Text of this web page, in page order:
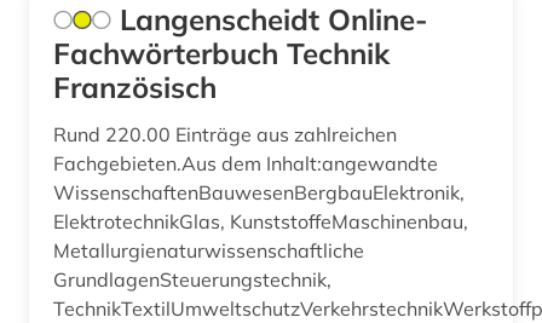
kommunikationstechnik (1)
konferenz (1)
kongress (1)
kongressbericht (2)
konstruktion (2)
kraftfahrzeugtechnik (1)
Langenscheidt Online-
Fachwörterbuch Technik
Französisch
Rund 220.00 Einträge aus zahlreichen
Fachgebieten.Aus dem Inhalt:angewandte
WissenschaftenBauwesenBergbauElektronik,
ElektrotechnikGlas, KunststoffeMaschinenbau,
Metallurgienaturwissenschaftliche
GrundlagenSteuerungstechnik,